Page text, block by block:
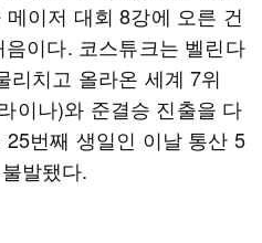
이저 대회 8강에 오른 건
이다. 코스튜크는 벨린다
리치고 올라온 세계 7위
이나)와 준결승 진출을 다
번째 생일인 이날 통산 5
발됐다.